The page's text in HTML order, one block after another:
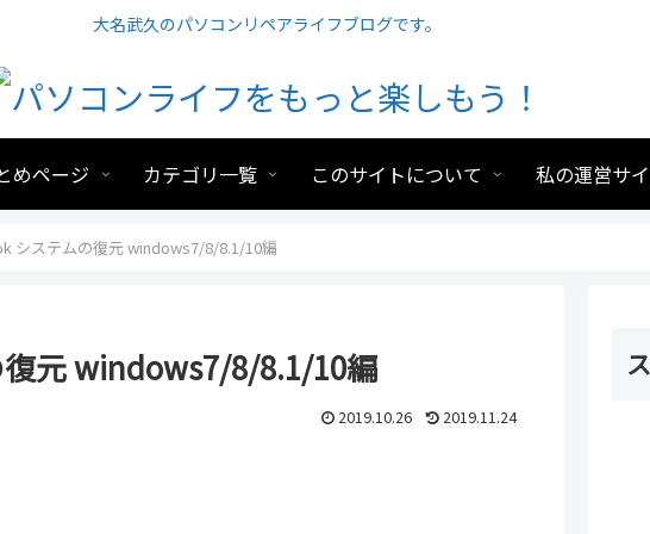
大名武久のパソコンリペアライフブログです。
めページ カテゴリ一覧 このサイトについて 私の運営サ
システムの復元 windows7/8/8.1/10編
元 windows7/8/8.1/10編
2019.10.26 2019.11.24